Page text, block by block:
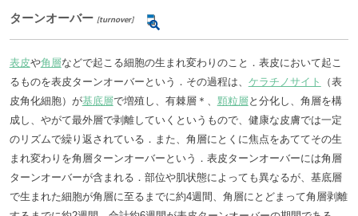
ターンオーバー [turnover]
表皮や角層などで起こる細胞の生まれ変わりのこと．表皮において起こ
るものを表皮ターンオーバーという．その過程は、 ケラチノサイト
（表
皮角化細胞）が基底層で増殖し、有棘層＊、 顆粒層と分化し、角層を構
成し、やがて最外層で剥離していくというもので、健康な皮膚では一定
のリズムで繰り返されている．また、角層にとくに焦点をあててその生
まれ変わりを角層ターンオーバーという．表皮ターンオーバーには角層
ターンオーバーが含まれる．部位や肌状態によっても異なるが、基底層
で生まれた細胞が角層に至るまでに約4週間、角層にとどまって角層剥離